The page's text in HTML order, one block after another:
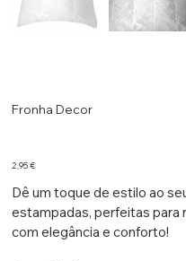
Fronha Decor
Preço
2,95 €
Dê um toque de estilo ao
estampadas, perfeitas para
com elegância e conforto!